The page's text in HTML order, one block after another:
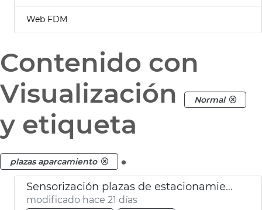
Web FDM
Contenido con
Visualización
Normal
y etiqueta
plazas aparcamiento .
Sensorización plazas de estacionamiento PMR y carga y descarga
modificado hace 21 días